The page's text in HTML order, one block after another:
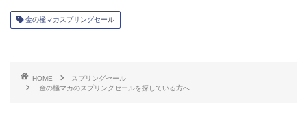
金の極マカスプリングセール
HOME
スプリングセール
金の極マカのスプリングセールを探している方へ